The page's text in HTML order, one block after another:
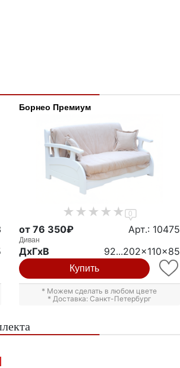
Борнео Премиум
0
от 76 350₽ Арт.: 10475
Диван
ДxГxВ 92...202x110x85
Купить
* Можем сделать в любом цвете
* Доставка: Санкт-Петербург